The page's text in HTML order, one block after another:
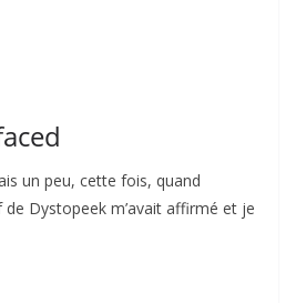
un peu, cette fois, quand
Dystopeek m’avait affirmé et je